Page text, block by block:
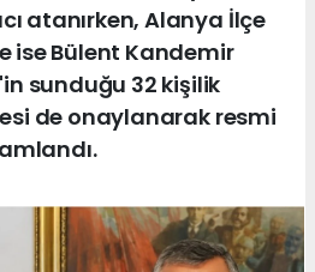
atanırken, Alanya İlçe
ise Bülent Kandemir
sunduğu 32 kişilik
de onaylanarak resmi